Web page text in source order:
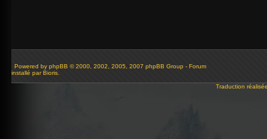
Powered by phpBB © 2000, 2002, 2005, 2007 phpBB Group - Forum
installé par Bioris.
Traduction